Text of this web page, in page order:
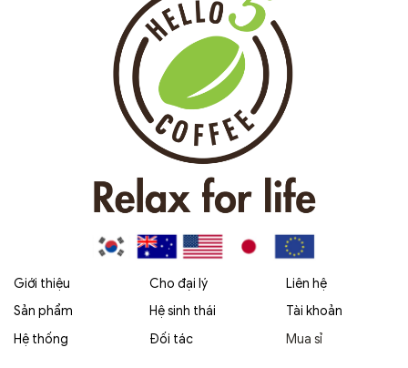
Giới thiệu
Sản phẩm
Hệ thống
Cho đại lý
Hệ sinh thái
Đối tác
Liên hệ
Tài khoản
Mua sỉ